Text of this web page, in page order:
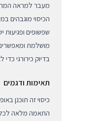
מעבר למראה
הכיסוי מוגבהים
שפשופים
מושלמת
בדיוק כירורגי
תאימות ודגמים
התאמה מלאה לכל